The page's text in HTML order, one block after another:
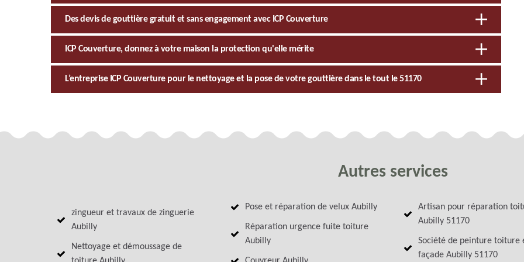
Des devis de gouttière gratuit et sans engagement avec ICP Couverture
ICP Couverture, donnez à votre maison la protection qu'elle mérite
L’entreprise ICP Couverture pour le nettoyage et la pose de votre gouttière dans le tout le 51170
Autres services
zingueur et travaux de zinguerie
Aubilly
Nettoyage et démoussage de
Pose et réparation de velux Aubilly
Réparation urgence fuite toiture
Aubilly
Artisan pour réparation
Aubilly 51170
Société de peinture toiture
façade Aubilly 51170